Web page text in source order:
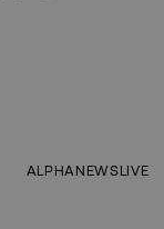
ALPHANEWSLIVE